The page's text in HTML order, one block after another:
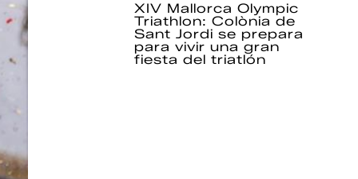
XIV Mallorca Olympic
Triathlon: Colònia de
Sant Jordi se prepara
para vivir una gran
fiesta del triatlón